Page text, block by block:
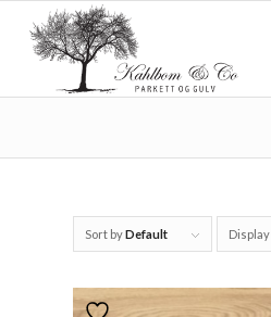
Sort byDefault Display